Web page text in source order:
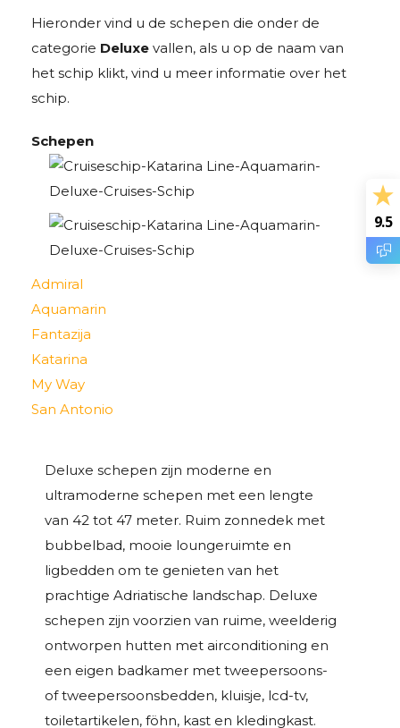
Hieronder vind u de schepen die onder de
categorie Deluxe vallen, als u op de naam van
het schip klikt, vind u meer informatie over het
schip.
Schepen
Admiral
Aquamarin
Fantazija
Katarina
My Way
San Antonio
Deluxe schepen zijn moderne en
ultramoderne schepen met een lengte
van 42 tot 47 meter. Ruim zonnedek met
bubbelbad, mooie loungeruimte en
ligbedden om te genieten van het
prachtige Adriatische landschap. Deluxe
schepen zijn voorzien van ruime, weelderig
ontworpen hutten met airconditioning en
een eigen badkamer met tweepersoons-
of tweepersoonsbedden, kluisje, lcd-tv,
toiletartikelen, föhn, kast en kledingkast.
9.5